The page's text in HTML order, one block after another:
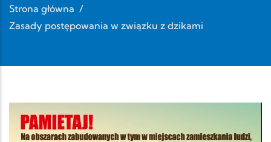
Strona główna /
Zasady postępowania w związku z dzikami